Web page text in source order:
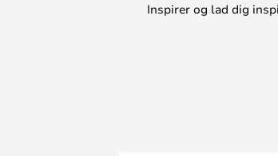
Inspirer og lad dig